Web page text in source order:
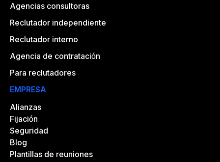
Agencias consultoras
Reclutador independiente
Reclutador interno
Agencia de contratación
Para reclutadores
EMPRESA
Alianzas
Fijación
Seguridad
Blog
Plantillas de reuniones